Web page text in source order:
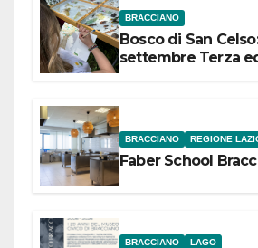
BRACCIANO
Bosco di San
settembre Terza
BRACCIANO REGIONE
Faber School
BRACCIANO LAGO